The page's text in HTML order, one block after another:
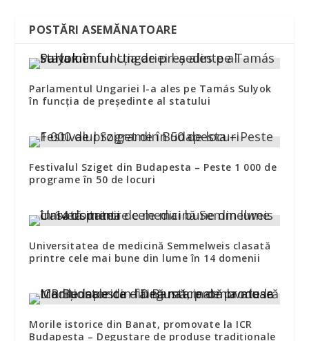
POSTĂRI ASEMĂNATOARE
Parlamentul Ungariei l-a ales pe Tamás Sulyok
în funcţia de preşedinte al statului
Festivalul Sziget din Budapesta – Peste 1 000 de
programe în 50 de locuri
Universitatea de medicină Semmelweis clasată
printre cele mai bune din lume în 14 domenii
Morile istorice din Banat, promovate la ICR
Budapesta – Degustare de produse tradiționale